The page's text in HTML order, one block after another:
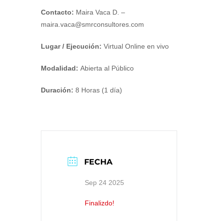
Contacto: Maira Vaca D. –
maira.vaca@smrconsultores.com
Lugar / Ejecución: Virtual Online en vivo
Modalidad: Abierta al Público
Duración: 8 Horas (1 día)
FECHA
Sep 24 2025
Finalizdo!